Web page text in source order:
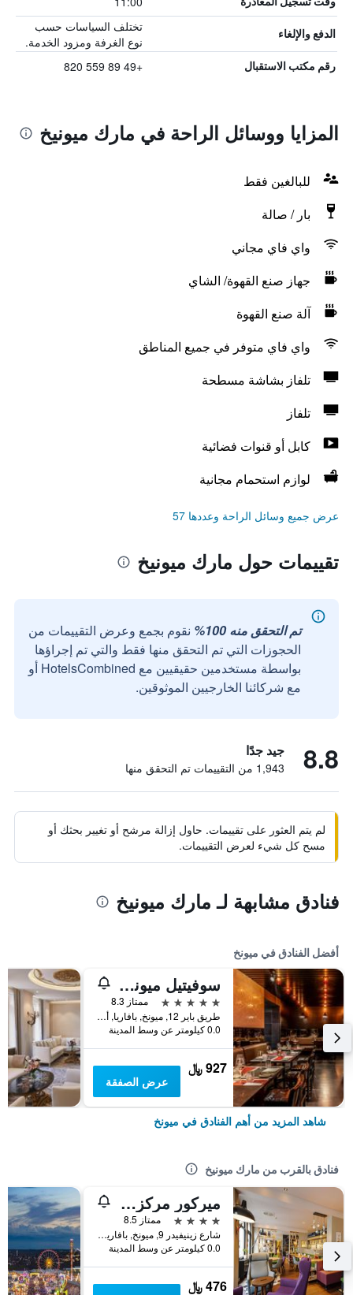
الدفع والإلغاء
تختلف السياسات حسب
نوع الغرفة ومزود الخدمة.
رقم مكتب الاستقبال +49 89 559 820
المزايا ووسائل الراحة في مارك ميونيخ
للبالغين فقط
بار / صالة
واي فاي مجاني
جهاز صنع القهوة/ الشاي
آلة صنع القهوة
واي فاي متوفر في جميع المناطق
تلفاز بشاشة مسطحة
تلفاز
كابل أو قنوات فضائية
لوازم استحمام مجانية
عرض جميع وسائل الراحة وعددها 57
تقييمات حول مارك ميونيخ
تم التحقق منه 100%
نقوم بجمع وعرض التقييمات من
الحجوزات التي تم التحقق منها فقط والتي تم إجراؤها
بواسطة مستخدمين حقيقيين مع HotelsCombined أو
مع شركائنا الخارجيين الموثوقين.
8.8 جيد جدًا
1,943 من التقييمات تم التحقق منها
لم يتم العثور على تقييمات. حاول إزالة مرشح أو تغيير بحثك أو
مسح كل شيء لعرض التقييمات.
فنادق مشابهة لـ مارك ميونيخ
أفضل الفنادق في ميونخ
سوفيتيل ميونيخ بايربوست
5 نجوم
ممتاز 8.3
طريق باير 12, ميونخ, بافاريا, ألمانيا
0.0 كيلومتر عن وسط المدينة
927 ﷼
عرض الصفقة
شاهد المزيد من أهم الفنادق في ميونخ
فنادق بالقرب من مارك ميونيخ
ميركور مركز مدينة ميونخ
4 نجوم
ممتاز 8.5
شارع زينيفيدر 9, ميونخ, بافاريا, ألمانيا
0.0 كيلومتر عن وسط المدينة
476 ﷼